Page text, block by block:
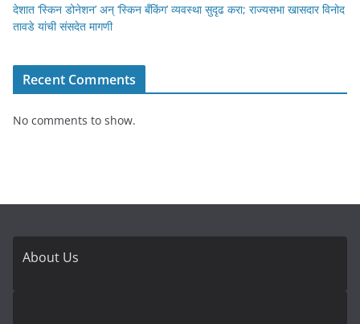
देशात ‘स्किन डोनेशन’ अन् ‘स्किन बँकिंग’ व्यवस्था सुदृढ करा; राज्यसभा खासदार विनोद
तावडे यांची संसदेत मागणी
Recent Comments
No comments to show.
About Us